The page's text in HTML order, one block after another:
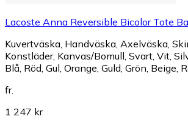
Lacoste Anna Reversible Bicolor Tote
Kuvertväska, Handväska, Axelväska,
Konstläder, Kanvas/Bomull, Svart, Vit,
Blå, Röd, Gul, Orange, Guld, Grön, Beige,
fr.
1 247 kr